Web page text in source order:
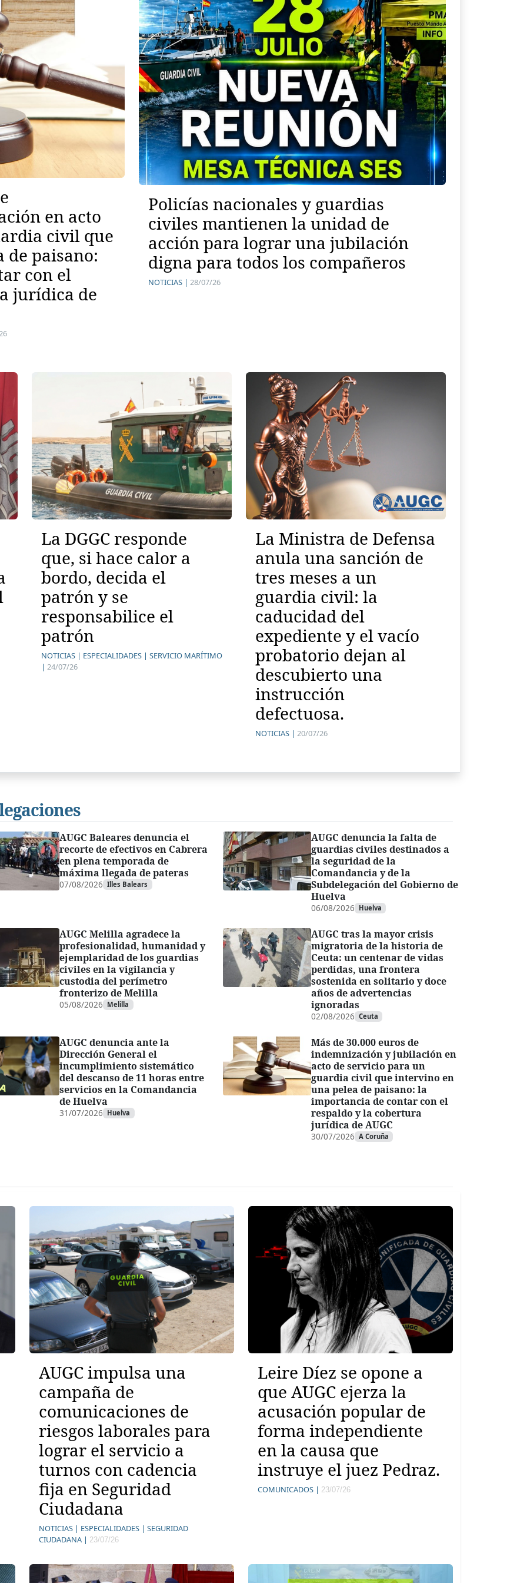
en acto
civil que
paisano:
con el
jurídica de
Policías nacionales y guardias
civiles mantienen la unidad de
acción para lograr una jubilación
digna para todos los compañeros
NOTICIAS | 28/07/26
La DGGC responde
que, si hace calor a
bordo, decida el
patrón y se
responsabilice el
patrón
NOTICIAS | ESPECIALIDADES | SERVICIO MARÍTIMO
| 24/07/26
La Ministra de Defensa
anula una sanción de
tres meses a un
guardia civil: la
caducidad del
expediente y el vacío
probatorio dejan al
descubierto una
instrucción
defectuosa.
NOTICIAS | 20/07/26
AUGC Baleares denuncia el
recorte de efectivos en Cabrera
en plena temporada de
máxima llegada de pateras
07/08/2026 Illes Balears
AUGC denuncia la falta de
guardias civiles destinados a
la seguridad de la
Comandancia y de la
Subdelegación del Gobierno de
Huelva
06/08/2026 Huelva
AUGC Melilla agradece la
profesionalidad, humanidad y
ejemplaridad de los guardias
civiles en la vigilancia y
custodia del perímetro
fronterizo de Melilla
05/08/2026 Melilla
AUGC tras la mayor crisis
migratoria de la historia de
Ceuta: un centenar de vidas
perdidas, una frontera
sostenida en solitario y doce
años de advertencias
ignoradas
02/08/2026 Ceuta
AUGC denuncia ante la
Dirección General el
incumplimiento sistemático
del descanso de 11 horas entre
servicios en la Comandancia
de Huelva
31/07/2026 Huelva
Más de 30.000 euros de
indemnización y jubilación en
acto de servicio para un
guardia civil que intervino en
una pelea de paisano: la
importancia de contar con el
respaldo y la cobertura
jurídica de AUGC
30/07/2026 A Coruña
AUGC impulsa una
campaña de
comunicaciones de
riesgos laborales para
lograr el servicio a
turnos con cadencia
fija en Seguridad
Ciudadana
NOTICIAS | ESPECIALIDADES | SEGURIDAD
CIUDADANA | 23/07/26
Leire Díez se opone a
que AUGC ejerza la
acusación popular de
forma independiente
en la causa que
instruye el juez Pedraz.
COMUNICADOS | 23/07/26